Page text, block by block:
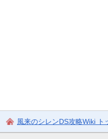
風来のシレンDS攻略Wiki ト